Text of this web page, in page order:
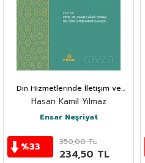
Din Hizmetlerinde İletişim ve
Tebliğ
Hasan Kamil Yılmaz
Ensar Neşriyat
%33 350,00TL
234,50 TL